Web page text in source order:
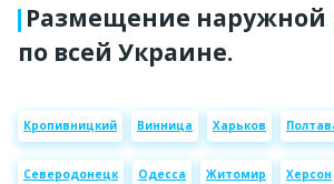
Размещение наружной
по всей Украине.
Кропивницкий Винница Харьков
Северодонецк Одесса Житомир Херсон